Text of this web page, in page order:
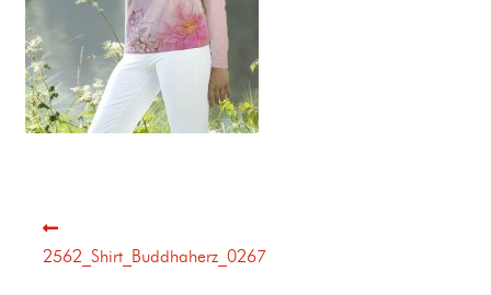
2562_Shirt_Buddhaherz_0267